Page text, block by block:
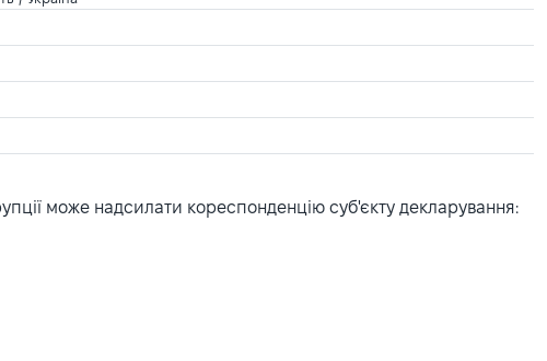
може надсилати кореспонденцію суб'єкту декларування: